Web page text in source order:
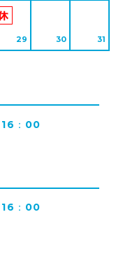
29 30 31
：00
：00